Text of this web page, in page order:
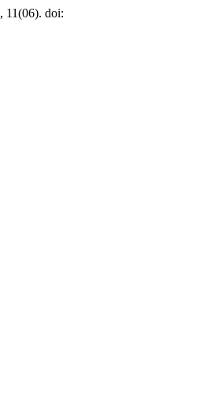
, 11(06). doi: